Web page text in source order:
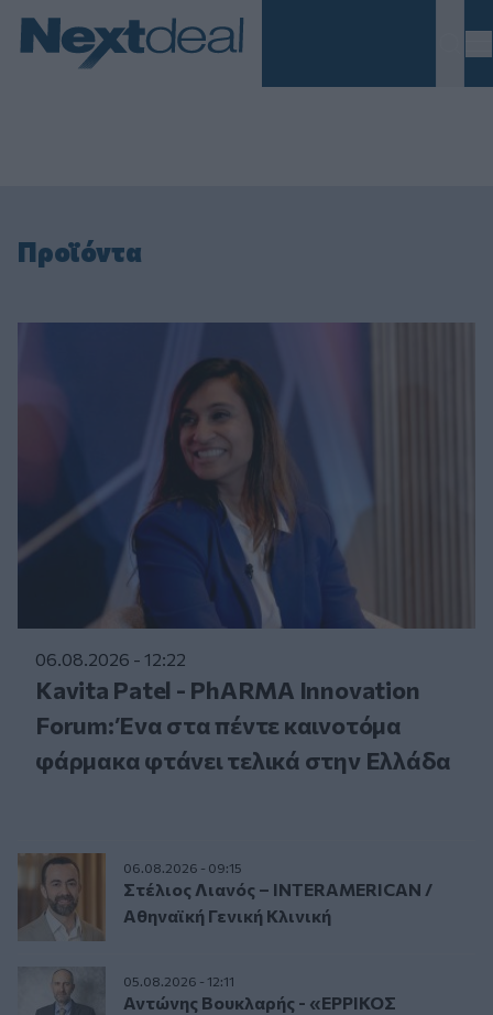
Προϊόντα
06.08.2026 - 12:22
Kavita Patel - PhARMA Innovation
Forum: Ένα στα πέντε καινοτόμα
φάρμακα φτάνει τελικά στην Ελλάδα
06.08.2026 - 09:15
Στέλιος Λιανός – INTERAMERICAN /
Αθηναϊκή Γενική Κλινική
05.08.2026 - 12:11
Αντώνης Βουκλαρής - «ΕΡΡΙΚΟΣ